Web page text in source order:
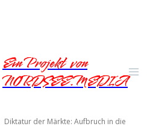
Ein Projekt von
NORDSEE.MEDIA
Diktatur der Märkte: Aufbruch in die